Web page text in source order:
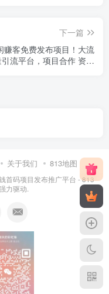
下一篇
赚客免费发布项目！大流
流平台，项目合作 资源
关于我们 813地图
首码项目发布推广平台 - 813
力驱动.